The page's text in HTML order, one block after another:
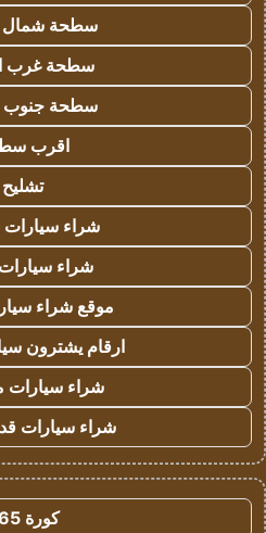
سطحة شمال
سطحة غرب
سطحة جنوب
اقرب
تشليح
شراء
شراء
موقع شراء
ارقام يشترون
شراء
شراء سيارات
كورة 365